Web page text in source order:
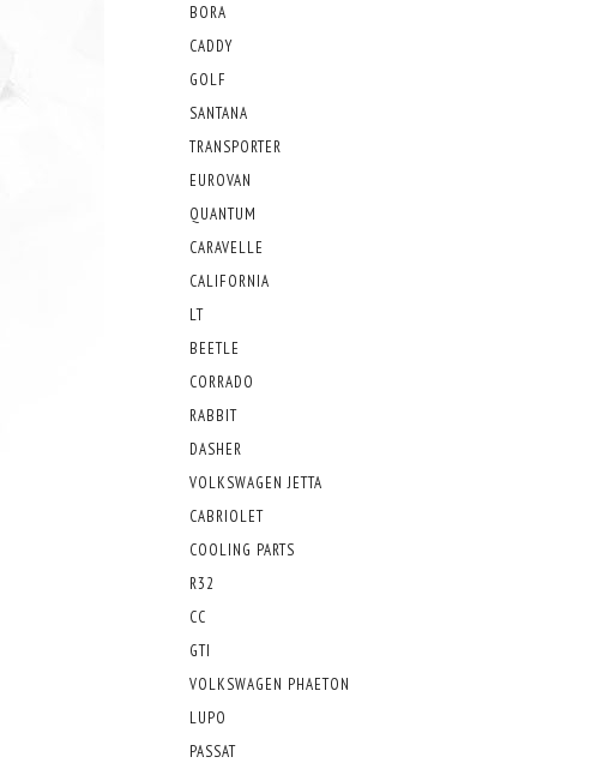
BORA
CADDY
GOLF
SANTANA
TRANSPORTER
EUROVAN
QUANTUM
CARAVELLE
CALIFORNIA
LT
BEETLE
CORRADO
RABBIT
DASHER
VOLKSWAGEN JETTA
CABRIOLET
COOLING PARTS
R32
CC
GTI
VOLKSWAGEN PHAETON
LUPO
PASSAT